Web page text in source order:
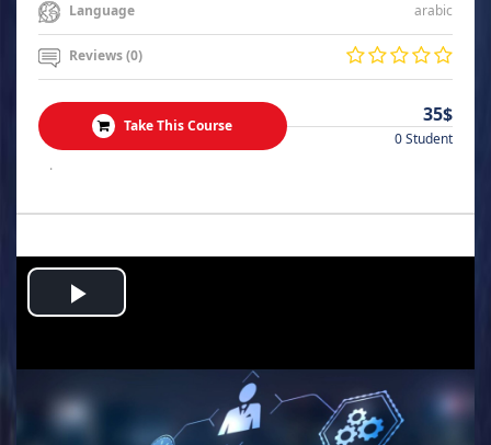
Language arabic
Reviews (0)
Take This Course 35$
0 Student
.
Play
Video